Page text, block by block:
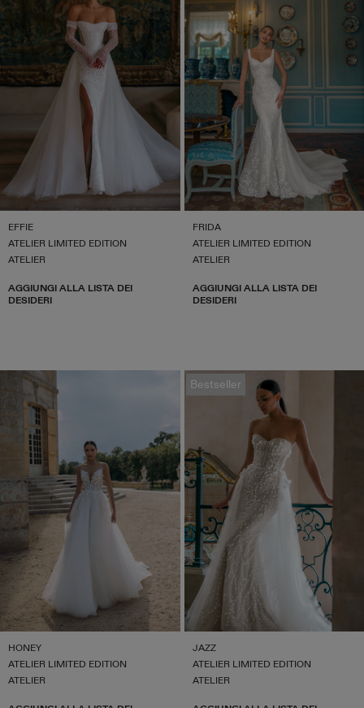
EFFIE
ATELIER LIMITED EDITION
ATELIER
AGGIUNGI ALLA LISTA DEI
DESIDERI
FRIDA
ATELIER LIMITED EDITION
ATELIER
AGGIUNGI ALLA LISTA DEI
DESIDERI
HONEY
ATELIER LIMITED EDITION
ATELIER
Bestseller
JAZZ
ATELIER LIMITED EDITION
ATELIER